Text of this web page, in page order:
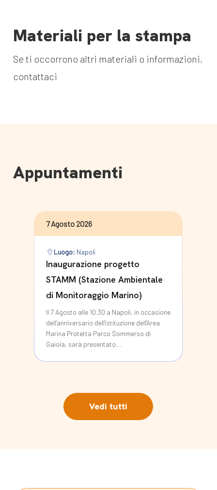
Materiali per la stampa
Se ti occorrono altri materiali o informazioni,
contattaci
Appuntamenti
7 Agosto 2026
Luogo: Napoli
Inaugurazione progetto
STAMM (Stazione Ambientale
di Monitoraggio Marino)
Il 7 Agosto alle 10.30 a Napoli, in occasione
dell'anniversario dell'istituzione dell'Area
Marina Protetta Parco Sommerso di
Gaiola, sarà presentato...
Vedi tutti